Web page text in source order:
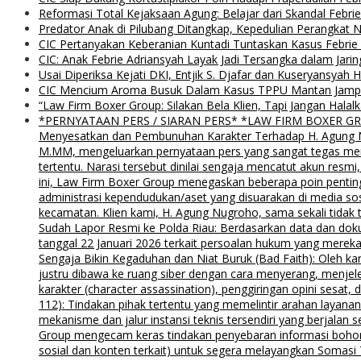
Reformasi Total Kejaksaan Agung: Belajar dari Skandal
Predator Anak di Pilubang Ditangkap, Kepedulian Perangkat
CIC Pertanyakan Keberanian Kuntadi Tuntaskan Kasus
CIC: Anak Febrie Adriansyah Layak Jadi Tersangka dalam
Usai Diperiksa Kejati DKI, Entjik S. Djafar dan Kuseryansyah
CIC Mencium Aroma Busuk Dalam Kasus TPPU Mantan
“Law Firm Boxer Group: Silakan Bela Klien, Tapi Jangan
*PERNYATAAN PERS / SIARAN PERS* *LAW FIRM
Menyesatkan dan Pembunuhan Karakter Terhadap H.
M.MM, mengeluarkan pernyataan pers yang sangat tegas
tertentu. Narasi tersebut dinilai sengaja mencatut akun
ini, Law Firm Boxer Group menegaskan beberapa poin
administrasi kependudukan/aset yang disuarakan di media
kecamatan. Klien kami, H. Agung Nugroho, sama sekali
Sudah Lapor Resmi ke Polda Riau: Berdasarkan data dan
tanggal 22 Januari 2026 terkait persoalan hukum yang
Sengaja Bikin Kegaduhan dan Niat Buruk (Bad Faith): Oleh
justru dibawa ke ruang siber dengan cara menyerang,
karakter (character assassination), penggiringan opini sesat,
112): Tindakan pihak tertentu yang memelintir arahan
mekanisme dan jalur instansi teknis tersendiri yang berjalan
Group mengecam keras tindakan penyebaran informasi
sosial dan konten terkait) untuk segera melayangkan